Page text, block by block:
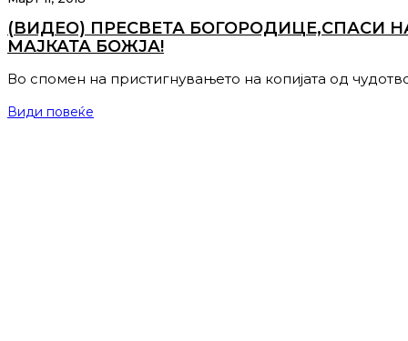
(ВИДЕО) ПРЕСВЕТА БОГОРОДИЦЕ,СПАСИ
МАЈКАТА БОЖЈА!
Во спомен на пристигнувањето на копијата од
Види повеќе